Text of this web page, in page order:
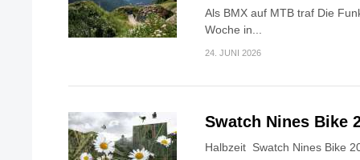
Als BMX auf MTB traf Die
Woche in...
24. JUNI 2026
Swatch Nines Bike
Halbzeit Swatch Nines Bike